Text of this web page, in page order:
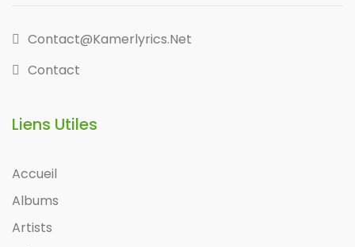
Contact@kamerlyrics.net
Contact
Liens Utiles
Accueil
Albums
Artists